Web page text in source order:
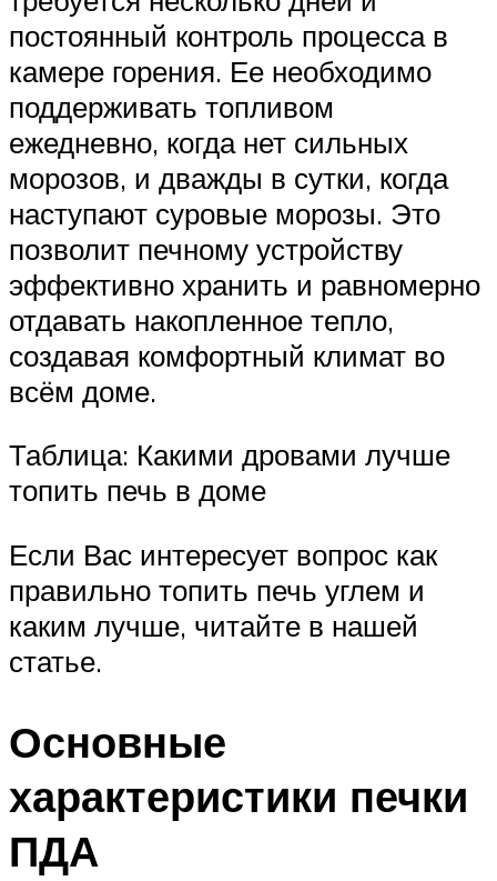
постоянный контроль процесса в
камере горения. Ее необходимо
поддерживать топливом
ежедневно, когда нет сильных
морозов, и дважды в сутки, когда
наступают суровые морозы. Это
позволит печному устройству
эффективно хранить и равномерно
отдавать накопленное тепло,
создавая комфортный климат во
всём доме.
Таблица: Какими дровами лучше
топить печь в доме
Если Вас интересует вопрос как
правильно топить печь углем и
каким лучше, читайте в нашей
статье.
Основные
характеристики печки
ПДА